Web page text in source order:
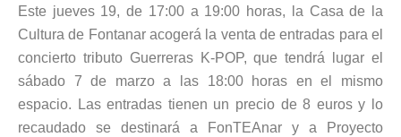
Este jueves 19, de 17:00 a 19:00 horas, la Casa de la
Cultura de Fontanar acogerá la venta de entradas para el
concierto tributo Guerreras K-POP, que tendrá lugar el
sábado 7 de marzo a las 18:00 horas en el mismo
espacio. Las entradas tienen un precio de 8 euros y lo
recaudado se destinará a FonTEAnar y a Proyecto